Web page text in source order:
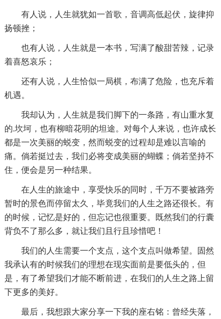
有人说，人生就犹如一首歌，音调高低起伏，旋律抑
扬顿挫；
也有人说，人生就是一本书，写满了酸甜苦辣，记录
着喜怒哀乐；
还有人说，人生恰似一局棋，布满了危险，也充斥着
机遇。
我却认为，人生就是我们脚下的一条路，有山重水复
的.坎坷，也有柳暗花明的坦途。对每个人来说，也许成长
都是一次美丽的蜕变，然而蜕变的过程却是难以言喻的
痛。倘若挺过去，我们必将变成美丽的蝴蝶；倘若坚持不
住，便会是另一种结果。
在人生的旅途中，享受快乐的同时，千万不要被路旁
暂时的景色而停留太久，毕竟我们的人生之路还很长。有
的时候，记忆是好的，但忘记也很重要。既然我们的行囊
背负不了那么多，就让我们且行且珍惜吧！
我们的人生需要一个支点，这个支点叫做希望。固然
我承认有的时候我们的理想在现实面前是要低头的，但
是，有了希望我们才能不断前进，在我们的人生之路上留
下更多的美好。
最后，我想跟大家分享一下我的座右铭：曾经失落，